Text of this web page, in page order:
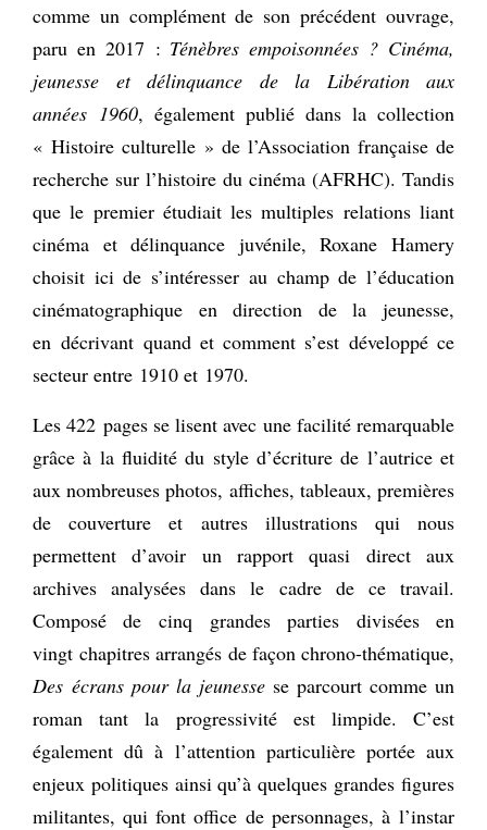
comme un complément de son précédent ouvrage,
paru en 2017 : Ténèbres empoisonnées ? Cinéma,
jeunesse et délinquance de la Libération aux
années 1960, également publié dans la collection
« Histoire culturelle » de l’Association française de
recherche sur l’histoire du cinéma (AFRHC). Tandis
que le premier étudiait les multiples relations liant
cinéma et délinquance juvénile, Roxane Hamery
choisit ici de s’intéresser au champ de l’éducation
cinématographique en direction de la jeunesse,
en décrivant quand et comment s’est développé ce
secteur entre 1910 et 1970.
Les 422 pages se lisent avec une facilité remarquable
grâce à la fluidité du style d’écriture de l’autrice et
aux nombreuses photos, affiches, tableaux, premières
de couverture et autres illustrations qui nous
permettent d’avoir un rapport quasi direct aux
archives analysées dans le cadre de ce travail.
Composé de cinq grandes parties divisées en
vingt chapitres arrangés de façon chrono-thématique,
Des écrans pour la jeunesse se parcourt comme un
roman tant la progressivité est limpide. C’est
également dû à l’attention particulière portée aux
enjeux politiques ainsi qu’à quelques grandes figures
militantes, qui font office de personnages, à l’instar